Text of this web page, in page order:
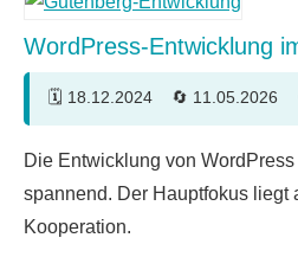
WordPress-Entwicklung
18.12.2024 11.05.2026
Kommentare
Die Entwicklung von
spannend. Der Hauptfokus liegt
Kooperation.